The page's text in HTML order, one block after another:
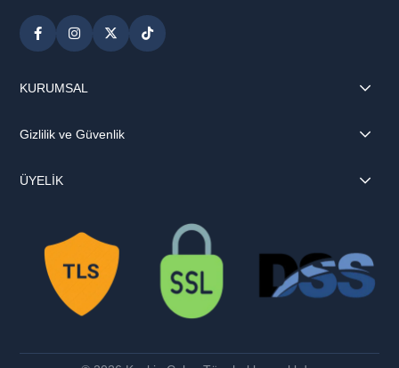
KURUMSAL
Gizlilik ve Güvenlik
ÜYELİK